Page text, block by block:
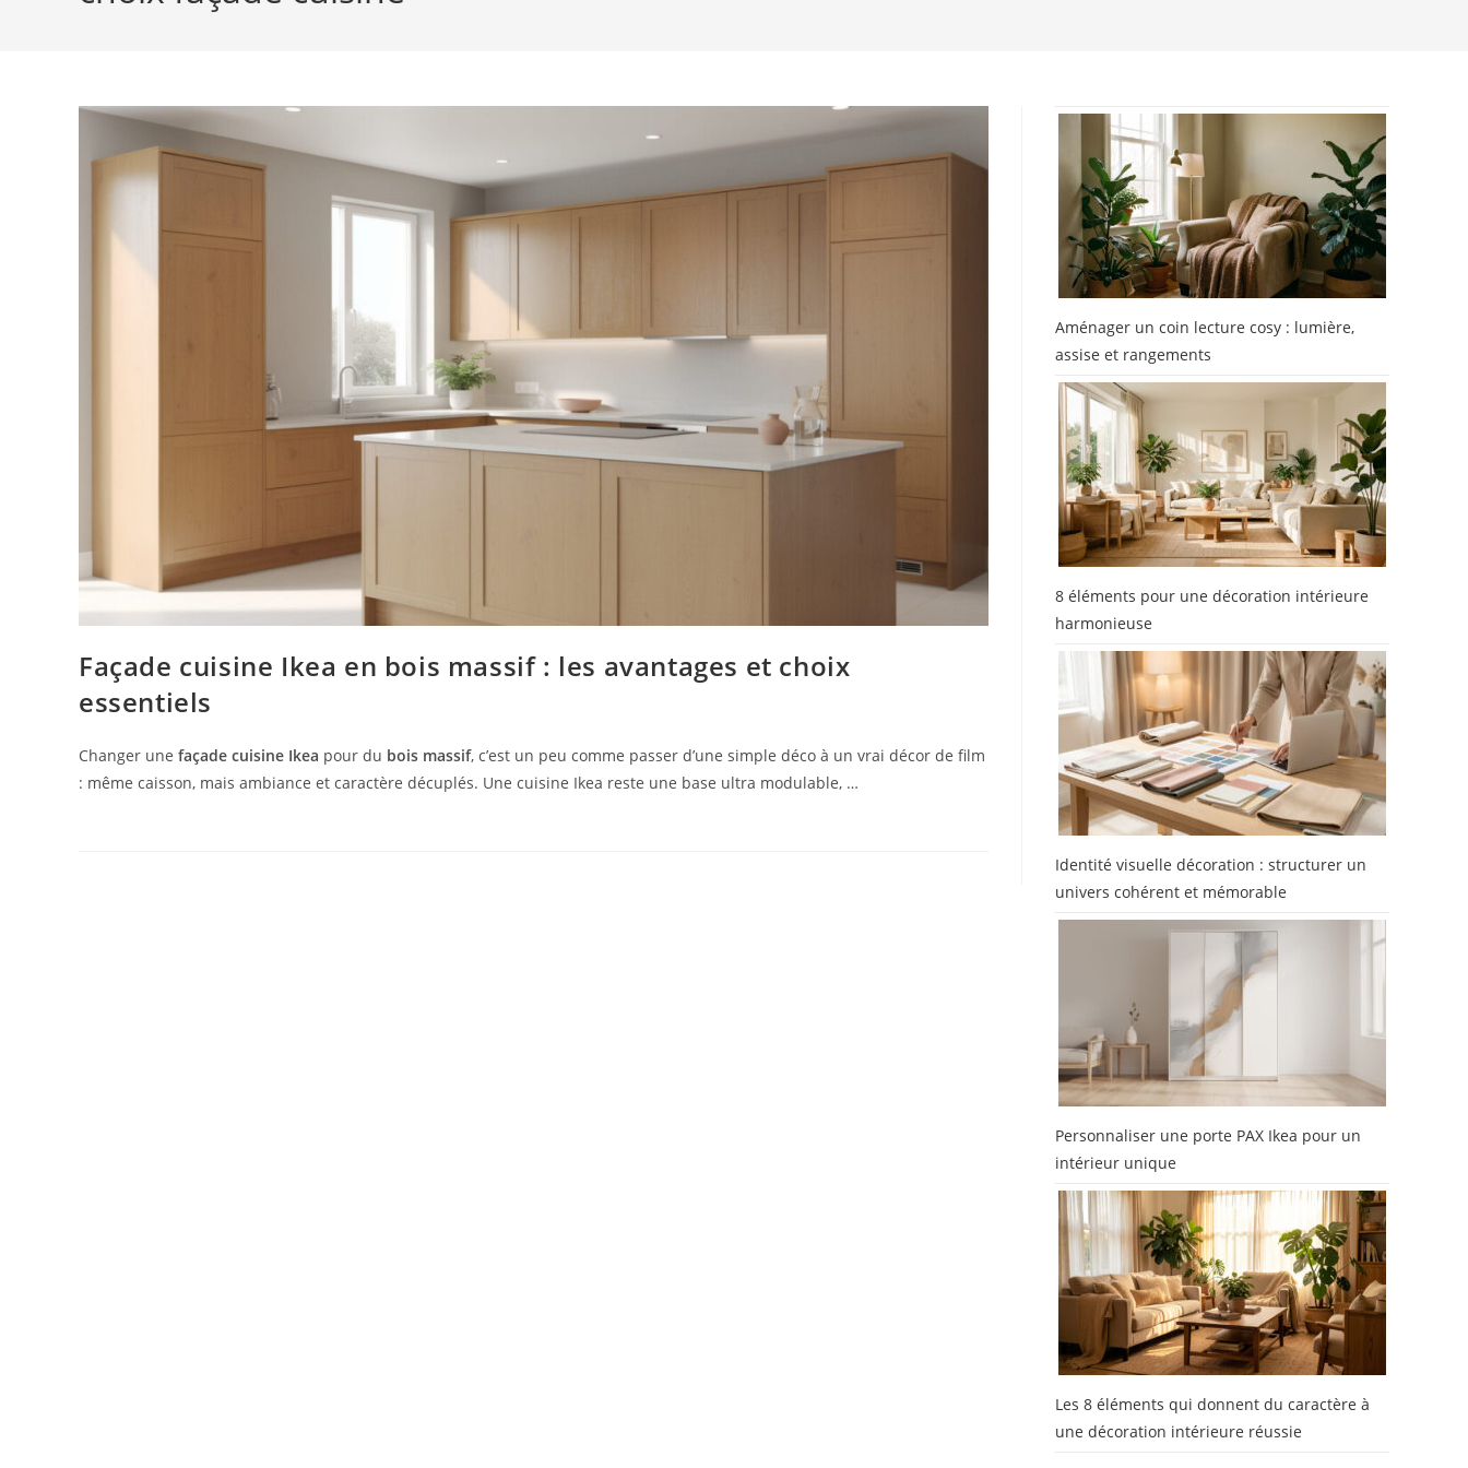
Façade cuisine Ikea en bois massif : les avantages et choix
essentiels
Changer une façade cuisine Ikea pour du bois massif, c’est un peu comme passer d’une simple déco à un vrai décor de film
: même caisson, mais ambiance et caractère décuplés. Une cuisine Ikea reste une base ultra modulable, …
Aménager un coin lecture cosy : lumière,
assise et rangements
8 éléments pour une décoration intérieure
harmonieuse
Identité visuelle décoration : structurer un
univers cohérent et mémorable
Personnaliser une porte PAX Ikea pour un
intérieur unique
Les 8 éléments qui donnent du caractère à
une décoration intérieure réussie